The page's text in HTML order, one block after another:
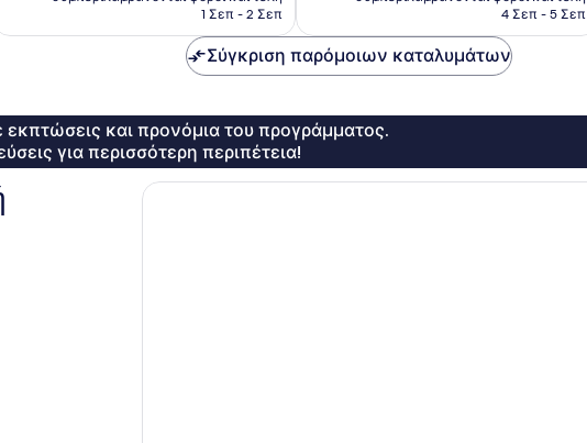
είναι
1 Σεπ - 2 Σεπ
είναι
4 Σεπ - 5 Σεπ
Σύγκριση παρόμοιων καταλυμάτων
εκπτώσεις και προνόμια του προγράμματος.
για περισσότερη περιπέτεια!